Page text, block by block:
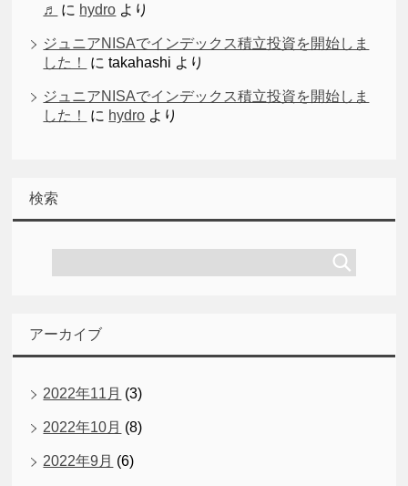
♬ に hydro より
ジュニアNISAでインデックス積立投資を開始しま
した！
にtakahashi より
ジュニアNISAでインデックス積立投資を開始しま
した！
に hydro より
検索
アーカイブ
2022年11月 (3)
2022年10月 (8)
2022年9月 (6)